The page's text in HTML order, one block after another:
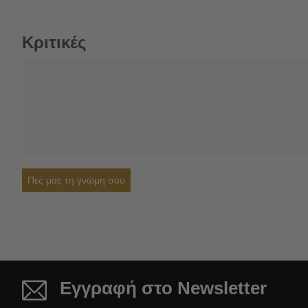
Κριτικές
Πες μας τη γνώμη σου
Εγγραφή στο Newsletter